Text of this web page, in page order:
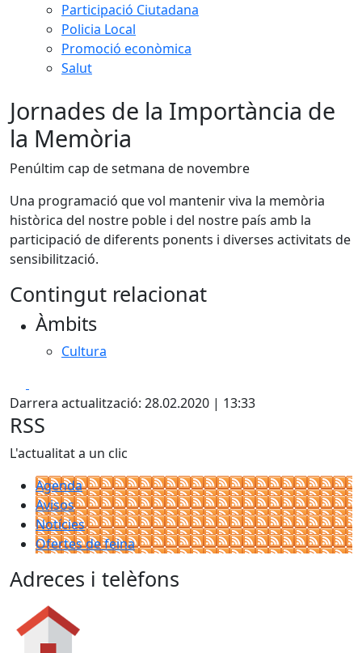
Participació Ciutadana
Policia Local
Promoció econòmica
Salut
Jornades de la Importància de
la Memòria
Penúltim cap de setmana de novembre
Una programació que vol mantenir viva la memòria
històrica del nostre poble i del nostre país amb la
participació de diferents ponents i diverses activitats de
sensibilització.
Contingut relacionat
Àmbits
Cultura
Darrera actualització: 28.02.2020 | 13:33
RSS
L'actualitat a un clic
Agenda
Avisos
Notícies
Ofertes de feina
Adreces i telèfons